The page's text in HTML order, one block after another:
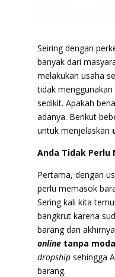
Seiring dengan
banyak dari
melakukan usaha
tidak
sedikit. Apakah
adanya. Berikut
untuk menjelaskan
Anda Tidak Perlu
Pertama, dengan
perlu memasok
Sering kali kita
bangkrut karena
barang dan
onlinetanpa
dropship sehingga
barang.